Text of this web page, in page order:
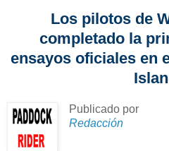
Los pilotos de
completado la
ensayos oficiales en
Publicado por
Redacción